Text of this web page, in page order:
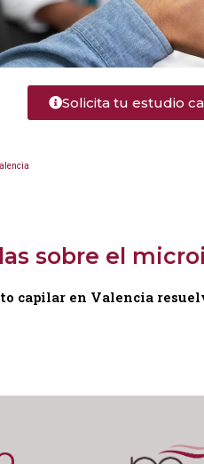
Solicita tu estudio
sobre el
capilar en Valencia